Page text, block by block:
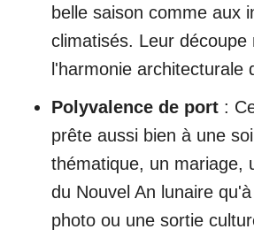
belle saison comme aux
climatisés. Leur découpe
l'harmonie architecturale
Polyvalence de port :
prête aussi bien à une
thématique, un mariage,
du Nouvel An lunaire
photo ou une sortie